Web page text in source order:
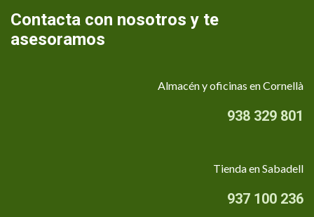
Contacta con nosotros y te
asesoramos
Almacén y oficinas en Cornellà
938 329 801
Tienda en Sabadell
937 100 236